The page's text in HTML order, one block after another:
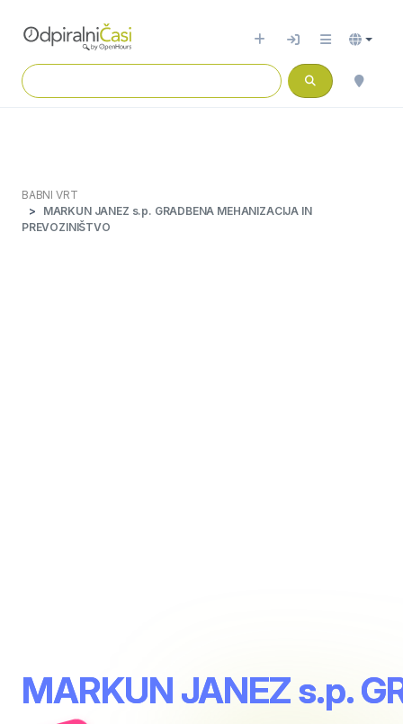
BABNI VRT
MARKUN JANEZ s.p. GRADBENA MEHANIZACIJA IN
PREVOZINIŠTVO
MARKUN JANEZ s.p.